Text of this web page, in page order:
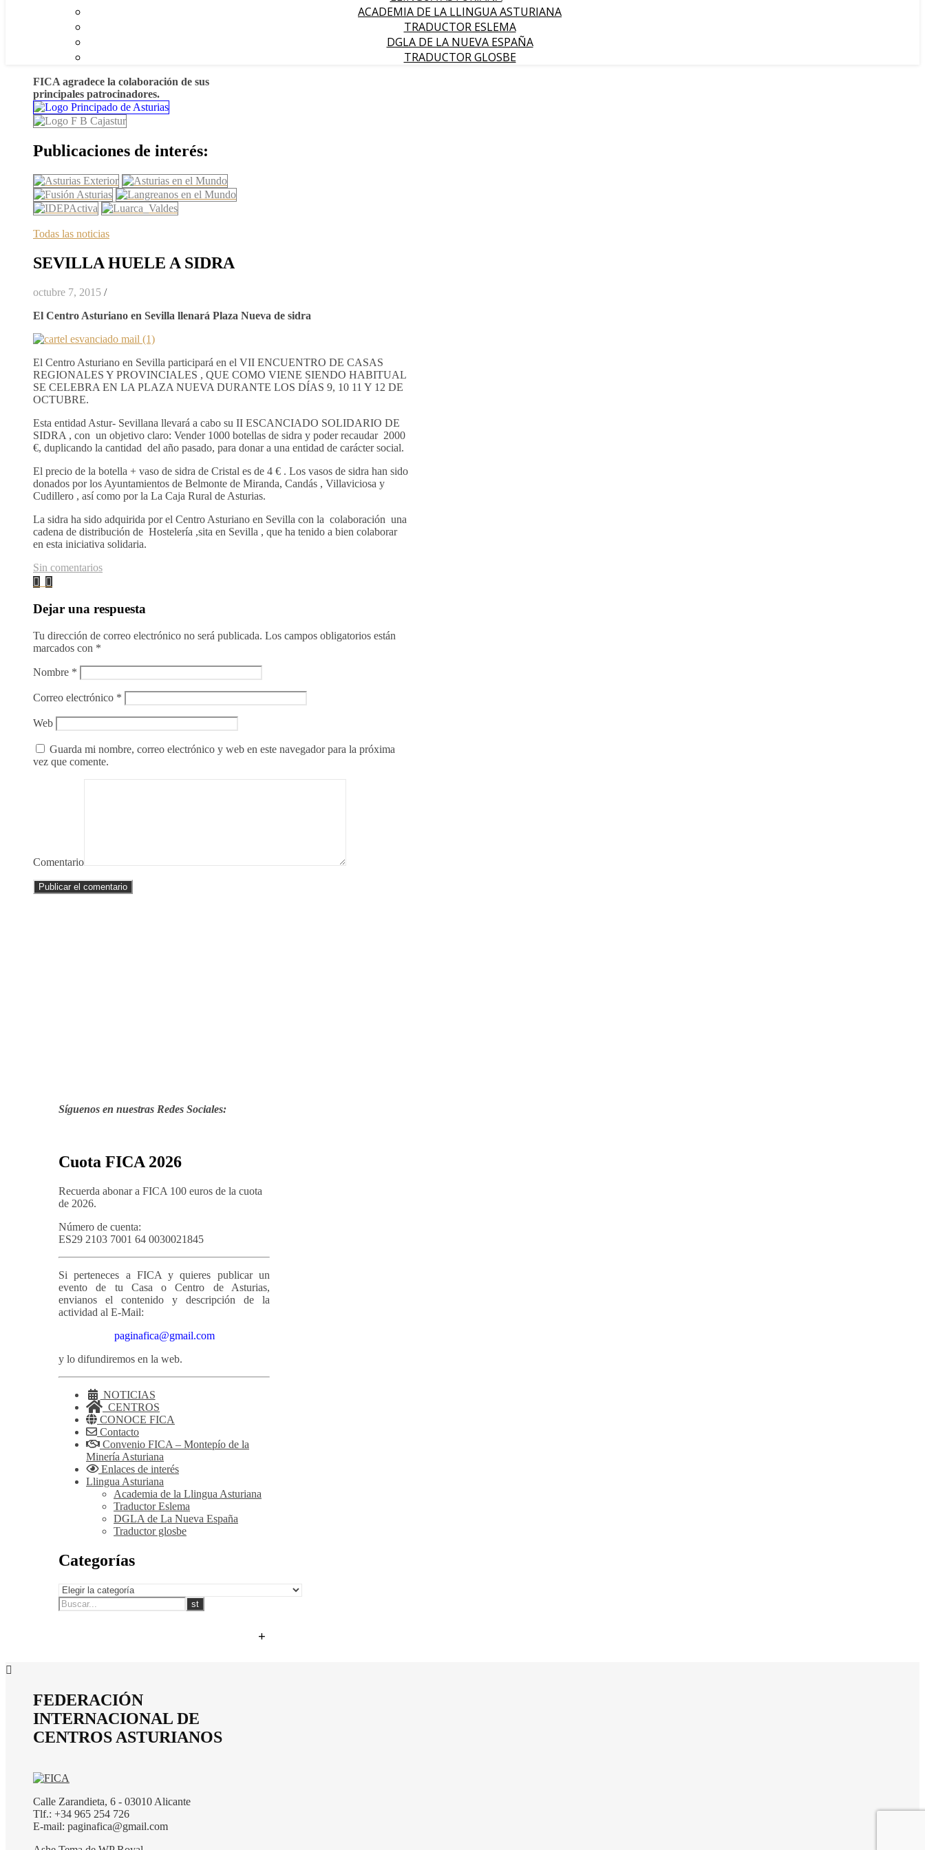
ACADEMIA DE LA LLINGUA ASTURIANA
TRADUCTOR ESLEMA
DGLA DE LA NUEVA ESPAÑA
TRADUCTOR GLOSBE
FICA agradece la colaboración de sus
principales patrocinadores.
Publicaciones de interés:
Todas las noticias
SEVILLA HUELE A SIDRA
octubre 7, 2015 /
El Centro Asturiano en Sevilla llenará Plaza Nueva de sidra
El Centro Asturiano en Sevilla participará en el VII ENCUENTRO DE CASAS
REGIONALES Y PROVINCIALES , QUE COMO VIENE SIENDO HABITUAL
SE CELEBRA EN LA PLAZA NUEVA DURANTE LOS DÍAS 9, 10 11 Y 12 DE
OCTUBRE.
Esta entidad Astur- Sevillana llevará a cabo su II ESCANCIADO SOLIDARIO DE
SIDRA , con un objetivo claro: Vender 1000 botellas de sidra y poder recaudar 2000
€, duplicando la cantidad del año pasado, para donar a una entidad de carácter social.
El precio de la botella + vaso de sidra de Cristal es de 4 € . Los vasos de sidra han sido
donados por los Ayuntamientos de Belmonte de Miranda, Candás , Villaviciosa y
Cudillero , así como por la La Caja Rural de Asturias.
La sidra ha sido adquirida por el Centro Asturiano en Sevilla con la colaboración una
cadena de distribución de Hostelería ,sita en Sevilla , que ha tenido a bien colaborar
en esta iniciativa solidaria.
Sin comentarios
Dejar una respuesta
Tu dirección de correo electrónico no será publicada. Los campos obligatorios están
marcados con *
Nombre *
Correo electrónico *
Web
Guarda mi nombre, correo electrónico y web en este navegador para la próxima
vez que comente.
Comentario
Síguenos en nuestras Redes Sociales:
Cuota FICA 2026
Recuerda abonar a FICA 100 euros de la cuota
de 2026.
Número de cuenta:
ES29 2103 7001 64 0030021845
Si perteneces a FICA y quieres publicar un
evento de tu Casa o Centro de Asturias,
envianos el contenido y descripción de la
actividad al E-Mail:
paginafica@gmail.com
y lo difundiremos en la web.
NOTICIAS
CENTROS
CONOCE FICA
Contacto
Convenio FICA – Montepío de la
Minería Asturiana
Enlaces de interés
Llingua Asturiana
Academia de la Llingua Asturiana
Traductor Eslema
DGLA de La Nueva España
Traductor glosbe
Categorías
+
FEDERACIÓN
INTERNACIONAL DE
CENTROS ASTURIANOS
Calle Zarandieta, 6 - 03010 Alicante
Tlf.: +34 965 254 726
E-mail: paginafica@gmail.com